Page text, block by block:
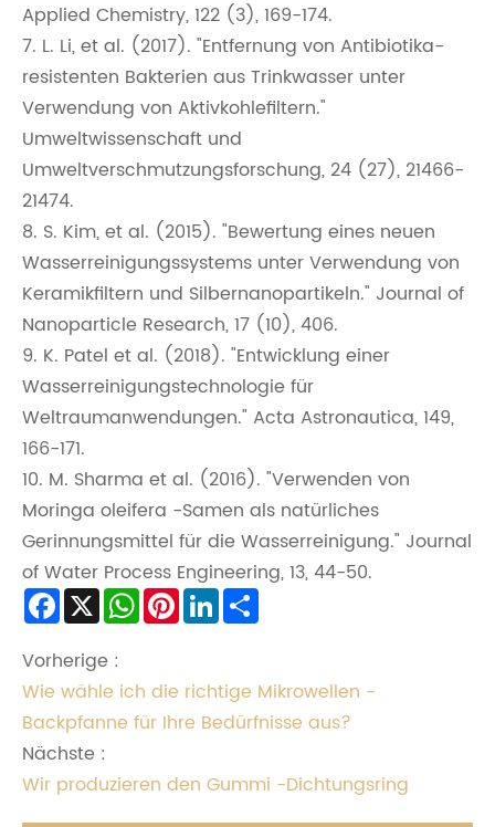
Applied Chemistry, 122 (3), 169-174.
7. L. Li, et al. (2017). "Entfernung von Antibiotika-
resistenten Bakterien aus Trinkwasser unter
Verwendung von Aktivkohlefiltern."
Umweltwissenschaft und
Umweltverschmutzungsforschung, 24 (27), 21466-
21474.
8. S. Kim, et al. (2015). "Bewertung eines neuen
Wasserreinigungssystems unter Verwendung von
Keramikfiltern und Silbernanopartikeln." Journal of
Nanoparticle Research, 17 (10), 406.
9. K. Patel et al. (2018). "Entwicklung einer
Wasserreinigungstechnologie für
Weltraumanwendungen." Acta Astronautica, 149,
166-171.
10. M. Sharma et al. (2016). "Verwenden von
Moringa oleifera -Samen als natürliches
Gerinnungsmittel für die Wasserreinigung." Journal
of Water Process Engineering, 13, 44-50.
Facebook
X WhatsApp
PinterestLinkedIn
Vorherige :
Wie wähle ich die richtige Mikrowellen -
Backpfanne für Ihre Bedürfnisse aus?
Nächste :
Wir produzieren den Gummi -Dichtungsring